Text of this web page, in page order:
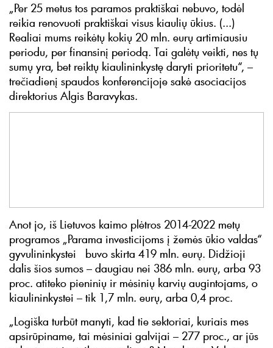
„Per 25 metus tos paramos praktiškai nebuvo, todėl
reikia renovuoti praktiškai visus kiaulių ūkius. (...)
Realiai mums reikėtų kokių 20 mln. eurų artimiausiu
periodu, per finansinį periodą. Tai galėtų veikti, nes tų
sumų yra, bet reiktų kiaulininkystę daryti prioritetu“, –
trečiadienį spaudos konferencijoje sakė asociacijos
direktorius Algis Baravykas.
Anot jo, iš Lietuvos kaimo plėtros 2014-2022 metų
programos „Parama investicijoms į žemės ūkio valdas“
gyvulininkystei buvo skirta 419 mln. eurų. Didžioji
dalis šios sumos – daugiau nei 386 mln. eurų, arba 93
proc. atiteko pieninių ir mėsinių karvių augintojams, o
kiaulininkystei – tik 1,7 mln. eurų, arba 0,4 proc.
„Logiška turbūt manyti, kad tie sektoriai, kuriais mes
apsirūpiname, tai mėsiniai galvijai – 277 proc., ar jūs